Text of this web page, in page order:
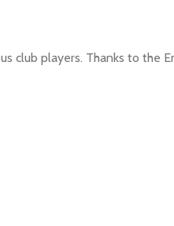
club players. Thanks to